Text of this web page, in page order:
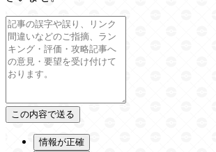
情報が正確